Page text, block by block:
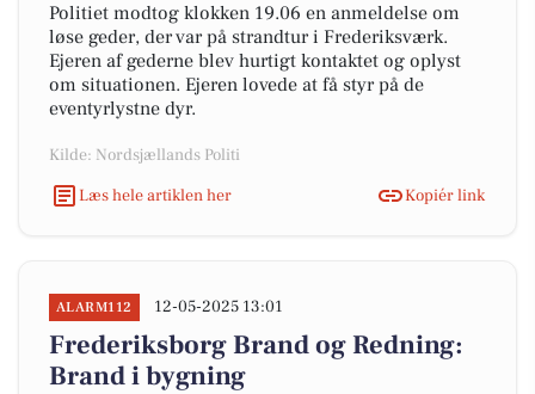
Politiet modtog klokken 19.06 en anmeldelse om
løse geder, der var på strandtur i Frederiksværk.
Ejeren af gederne blev hurtigt kontaktet og oplyst
om situationen. Ejeren lovede at få styr på de
eventyrlystne dyr.
Kilde: Nordsjællands Politi
Læs hele artiklen her
Kopiér link
ALARM112 12-05-2025 13:01
Frederiksborg Brand og Redning:
Brand i bygning